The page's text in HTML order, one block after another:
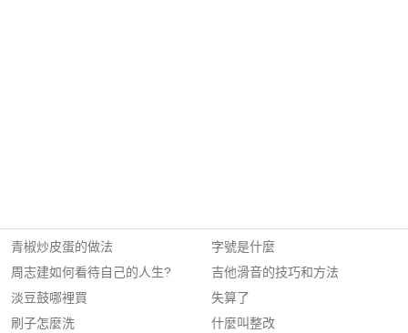
青椒炒皮蛋的做法
周志建如何看待自己的人生?
淡豆鼓哪裡買
刷子怎麼洗
字號是什麼
吉他滑音的技巧和方法
失算了
什麼叫整改